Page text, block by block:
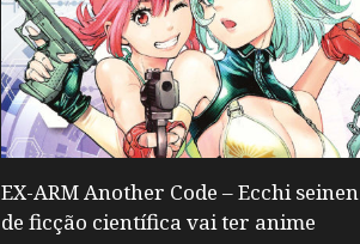
EX-ARM Another Code – Ecchi seinen
de ficção científica vai ter anime